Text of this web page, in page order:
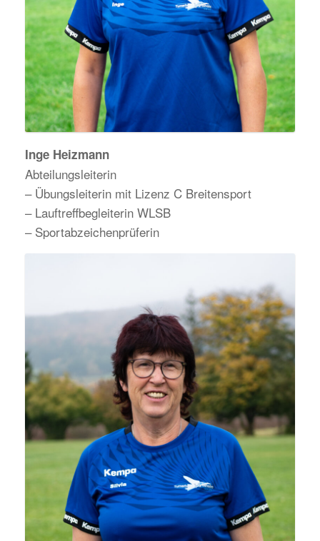
Inge Heizmann
Abteilungsleiterin
– Übungsleiterin mit Lizenz C Breitensport
– Lauftreffbegleiterin WLSB
– Sportabzeichenprüferin